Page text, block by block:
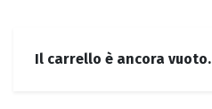
Il carrello è ancora vuoto.